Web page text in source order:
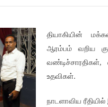
தியாகியின்
ஆரம்பம் வறிய
உதவிகள்.
நாடளாவிய